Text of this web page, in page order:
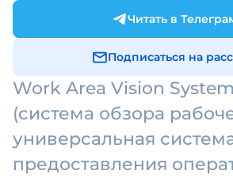
Читать в
Подписаться на
Work Area Vision
(система обзора
универсальная
предоставления